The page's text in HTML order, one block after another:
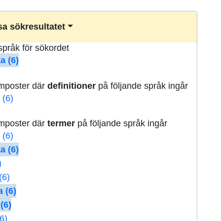
sökresultatet
för sökordet
(6)
därdefinitioner på följande språk ingår
(6)
därtermer på följande språk ingår
(6)
(6)
(6)